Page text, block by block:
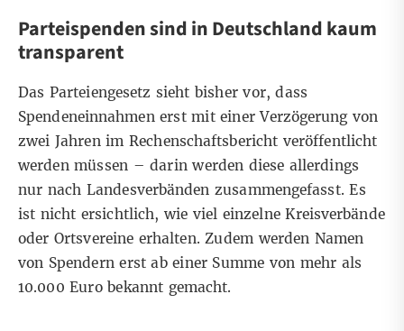
Parteispenden sind in Deutschland kaum
transparent
Das Parteiengesetz sieht bisher vor, dass
Spendeneinnahmen erst mit einer Verzögerung von
zwei Jahren im Rechenschaftsbericht veröffentlicht
werden müssen – darin werden diese allerdings
nur nach Landesverbänden zusammengefasst. Es
ist nicht ersichtlich, wie viel einzelne Kreisverbände
oder Ortsvereine erhalten. Zudem werden Namen
von Spendern erst ab einer Summe von mehr als
10.000 Euro bekannt gemacht.